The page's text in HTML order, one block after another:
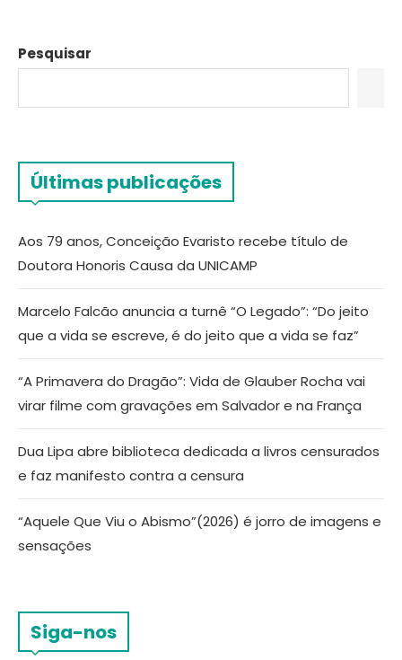
Pesquisar
Últimas publicações
Aos 79 anos, Conceição Evaristo recebe título de
Doutora Honoris Causa da UNICAMP
Marcelo Falcão anuncia a turnê “O Legado”: “Do jeito
que a vida se escreve, é do jeito que a vida se faz”
“A Primavera do Dragão”: Vida de Glauber Rocha vai
virar filme com gravações em Salvador e na França
Dua Lipa abre biblioteca dedicada a livros censurados
e faz manifesto contra a censura
“Aquele Que Viu o Abismo”(2026) é jorro de imagens e
sensações
Siga-nos